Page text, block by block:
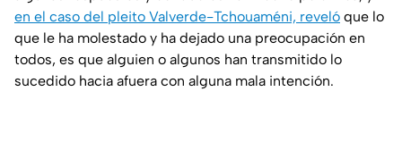
en el caso del pleito Valverde-Tchouaméni, reveló que lo
que le ha molestado y ha dejado una preocupación en
todos, es que alguien o algunos han transmitido lo
sucedido hacia afuera con alguna mala intención.